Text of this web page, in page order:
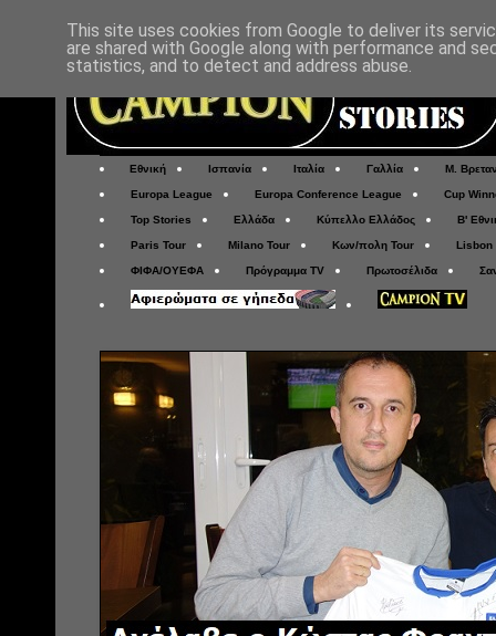
Εθνική Ισπανία Ιταλία Γαλλία Μ.
Europa League Europa Conference League Cup
Top Stories Ελλάδα Κύπελλο Ελλάδος Β'
Paris Tour Milano Tour Κων/πολη Tour Lisbon
ΦΙΦΑ/ΟΥΕΦΑ Πρόγραμμα TV Πρωτοσέλιδα
This site uses cookies from Google to deliver its
are shared with Google along with performance and
statistics, and to detect and address abuse.